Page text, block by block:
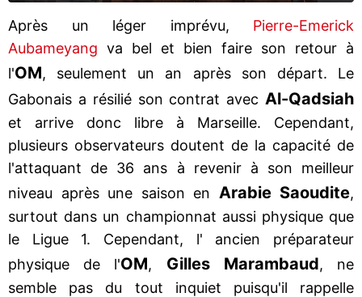
Après un léger imprévu, Pierre-Emerick
Aubameyang va bel et bien faire son retour à
l'OM, seulement un an après son départ. Le
Gabonais a résilié son contrat avec Al-Qadsiah
et arrive donc libre à Marseille. Cependant,
plusieurs observateurs doutent de la capacité de
l'attaquant de 36 ans à revenir à son meilleur
niveau après une saison en Arabie Saoudite,
surtout dans un championnat aussi physique que
le Ligue 1. Cependant, l' ancien préparateur
physique de l'OM, Gilles Marambaud, ne
semble pas du tout inquiet puisqu'il rappelle